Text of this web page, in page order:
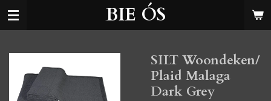
Ga
direct
hoofdinhoud
BIE ÓS
SILT Woondeken/
Plaid Malaga
Dark Grey